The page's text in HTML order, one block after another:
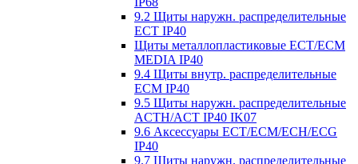
9.2 Щиты наружн. распределительные
ECT IP40
Щиты металлопластиковые ECT/ECM
MEDIA IP40
9.4 Щиты внутр. распределительные
ECМ IP40
9.5 Щиты наружн. распределительные
ACTH/ACT IP40 IK07
9.6 Аксессуары ECT/ECM/ECH/ECG
IP40
9.7 Щиты наружн. распределительные